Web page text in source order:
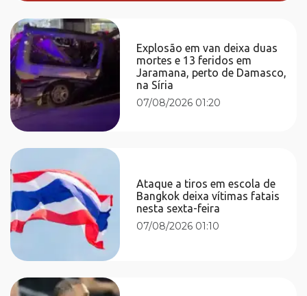
Explosão em van deixa duas
mortes e 13 feridos em
Jaramana, perto de Damasco,
na Síria
07/08/2026 01:20
Ataque a tiros em escola de
Bangkok deixa vítimas fatais
nesta sexta-feira
07/08/2026 01:10